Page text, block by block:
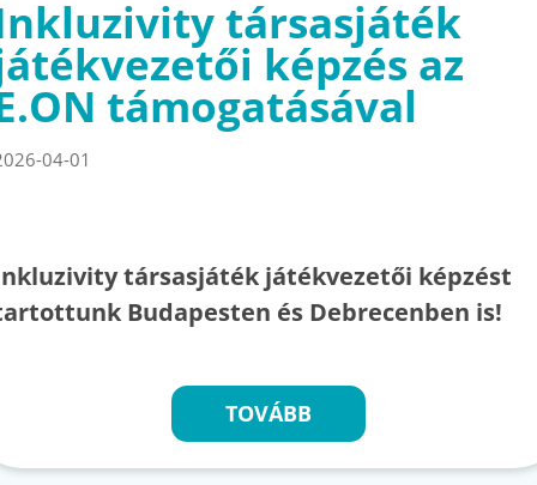
társasjáték
képzés az
támogatásával
04-01
társasjáték játékvezetői képzést
Budapesten és Debrecenben is!
TOVÁBB